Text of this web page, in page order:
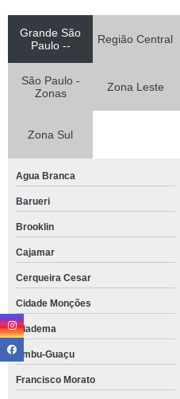
Grande São
Paulo --
Região Central
São Paulo -
Zonas
Zona Leste
Zona Sul
Agua Branca
Barueri
Brooklin
Cajamar
Cerqueira Cesar
Cidade Monções
Diadema
Embu-Guaçu
Francisco Morato